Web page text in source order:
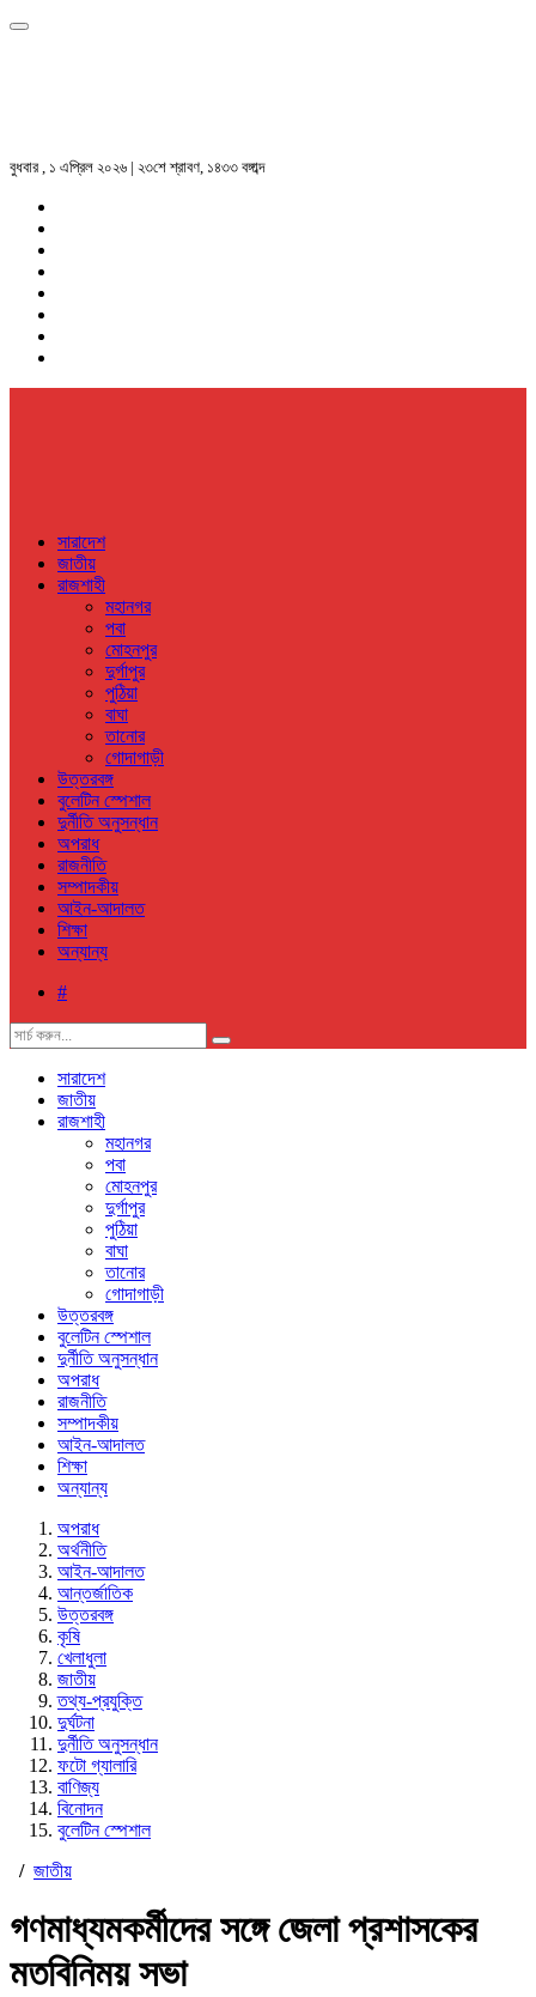
বুধবার , ১ এপ্রিল ২০২৬ | ২৩শে শ্রাবণ, ১৪৩৩ বঙ্গাব্দ
সারাদেশ
জাতীয়
রাজশাহী
মহানগর
পবা
মোহনপুর
দুর্গাপুর
পুঠিয়া
বাঘা
তানোর
গোদাগাড়ী
উত্তরবঙ্গ
বুলেটিন স্পেশাল
দুর্নীতি অনুসন্ধান
অপরাধ
রাজনীতি
সম্পাদকীয়
আইন-আদালত
শিক্ষা
অন্যান্য
#
সারাদেশ
জাতীয়
রাজশাহী
মহানগর
পবা
মোহনপুর
দুর্গাপুর
পুঠিয়া
বাঘা
তানোর
গোদাগাড়ী
উত্তরবঙ্গ
বুলেটিন স্পেশাল
দুর্নীতি অনুসন্ধান
অপরাধ
রাজনীতি
সম্পাদকীয়
আইন-আদালত
শিক্ষা
অন্যান্য
অপরাধ
অর্থনীতি
আইন-আদালত
আন্তর্জাতিক
উত্তরবঙ্গ
কৃষি
খেলাধুলা
জাতীয়
তথ্য-প্রযুক্তি
দুর্ঘটনা
দুর্নীতি অনুসন্ধান
ফটো গ্যালারি
বাণিজ্য
বিনোদন
বুলেটিন স্পেশাল
/ জাতীয়
গণমাধ্যমকর্মীদের সঙ্গে জেলা প্রশাসকের
মতবিনিময় সভা